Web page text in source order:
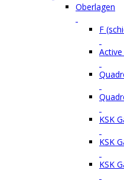
Oberlagen
F
KSK
KSK
KSK